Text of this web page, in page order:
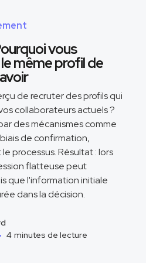
vous
même profil de
de recruter des profils qui
collaborateurs actuels ?
des mécanismes comme
de confirmation,
processus. Résultat : lors
flatteuse peut
que l'information initiale
dans la décision.
• 4 minutes de lecture